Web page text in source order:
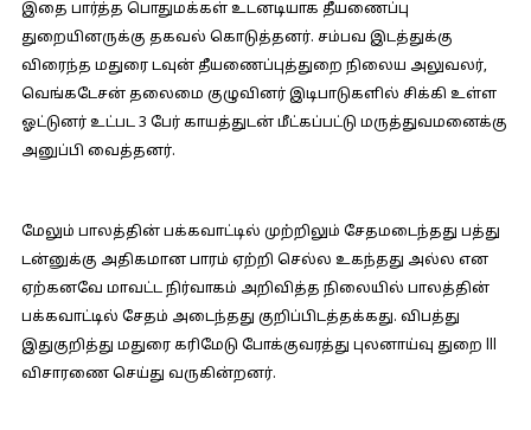
இதை பார்த்த பொதுமக்கள் உடனடியாக தீயணைப்பு
துறையினருக்கு தகவல் கொடுத்தனர். சம்பவ இடத்துக்கு
விரைந்த மதுரை டவுன் தீயணைப்புத்துறை நிலைய அலுவலர்,
வெங்கடேசன் தலைமை குழுவினர் இடிபாடுகளில் சிக்கி உள்ள
ஓட்டுனர் உட்பட 3 பேர் காயத்துடன் மீட்கப்பட்டு மருத்துவமனைக்கு
அனுப்பி வைத்தனர்.
மேலும் பாலத்தின் பக்கவாட்டில் முற்றிலும் சேதமடைந்தது பத்து
டன்னுக்கு அதிகமான பாரம் ஏற்றி செல்ல உகந்தது அல்ல என
ஏற்கனவே மாவட்ட நிர்வாகம் அறிவித்த நிலையில் பாலத்தின்
பக்கவாட்டில் சேதம் அடைந்தது குறிப்பிடத்தக்கது. விபத்து
இதுகுறித்து மதுரை கரிமேடு போக்குவரத்து புலனாய்வு துறை lll
விசாரணை செய்து வருகின்றனர்.